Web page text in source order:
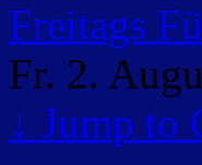
Freitags
Fr. 2.
↓ Jump to